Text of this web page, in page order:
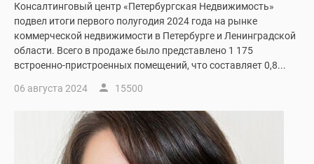
Консалтинговый центр «Петербургская Недвижимость»
подвел итоги первого полугодия 2024 года на рынке
коммерческой недвижимости в Петербурге и Ленинградской
области. Всего в продаже было представлено 1 175
встроенно-пристроенных помещений, что составляет 0,8...
06 августа 2024 15500